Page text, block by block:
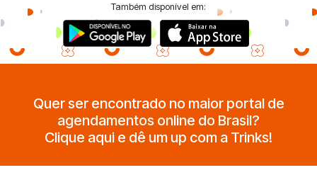
Também disponível em:
Quer ser encontrado no maior portal de
agendamentos online do Brasil?
Clique aqui e dê um up com a Trinks!